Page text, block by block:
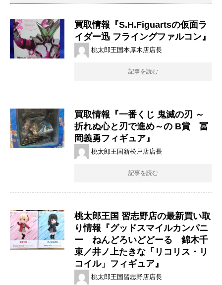
買取情報『S.H.Figuartsの仮面ラ
イダー迅 ​フライングファルコン』
桃太郎王国本厚木店店長
記事を読む
買取情報『一番くじ ​鬼滅の刃 ​～
折れぬ心と刃で進め～の ​B賞 冨
岡義勇フィギュア』
桃太郎王国新松戸店店長
記事を読む
桃太郎王国 習志野店の最新買い取
り情報『グッドスマイルカンパニ
ー ねんどろいどどーる 錦木千
束／井ノ上たきな「リコリス・リ
コイル」フィギュア』
桃太郎王国習志野店店長